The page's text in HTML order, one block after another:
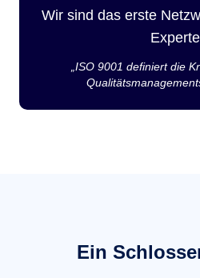
Wir sind das erste
„ISO 9001 definiert die
Ein